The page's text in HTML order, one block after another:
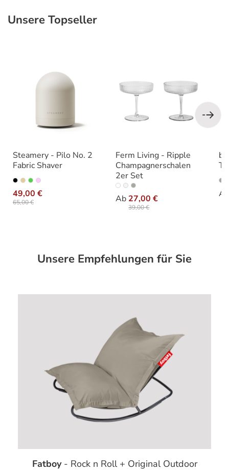
Produktgalerie überspringen
Unsere Topseller
Steamery - Pilo No. 2
Fabric Shaver
49,00 €
65,00 €
Varianten auswählen
Ferm Living - Ripple
Champagnerschalen
2er Set
Ab 27,00 €
39,00 €
Farbe Ab
Unsere Empfehlungen für Sie
Fatboy- Rock n Roll + Original Outdoor